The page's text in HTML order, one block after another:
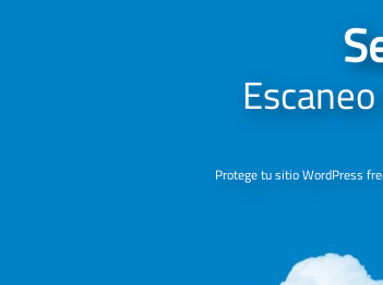
Protege tu sitio WordPress